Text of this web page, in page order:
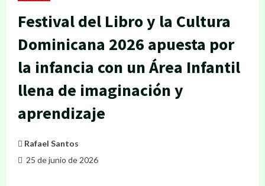
Festival del Libro y la Cultura
Dominicana 2026 apuesta por
la infancia con un Área Infantil
llena de imaginación y
aprendizaje
Rafael Santos
25 de junio de 2026